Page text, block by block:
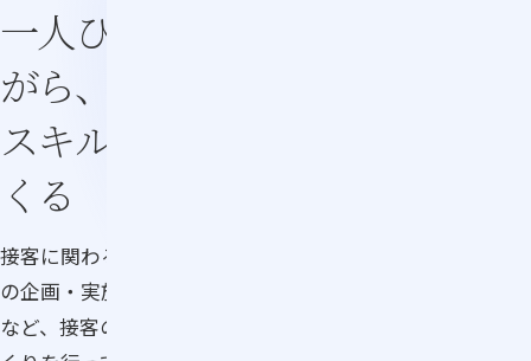
一人ひとりの成長に寄り添いな
がら、
スキルと自信を高める環境をつ
くる
接客に関わるスタッフの教育全般を担当しています。研修
の企画・実施をはじめ、マニュアル整備や研修動画の作成
など、接客のプロを育てる学びのコンテンツ制作と環境づ